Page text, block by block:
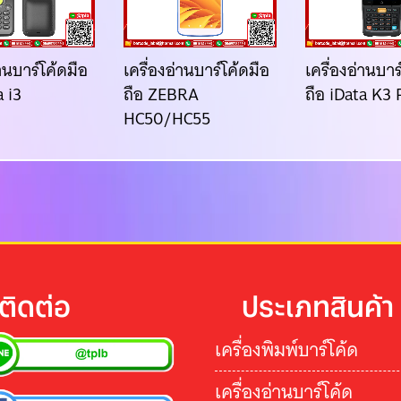
บาร์โค้ดมือ
i3
เครื่องอ่านบาร์โค้ดมือ
ถือ ZEBRA
HC50/HC55
เครื่องอ่านบ
ถือ iData K3
ดต่อ ประเภทสินค้า
เครื่องพิมพ์บาร์โค้ด
เครื่องอ่านบาร์โค้ด